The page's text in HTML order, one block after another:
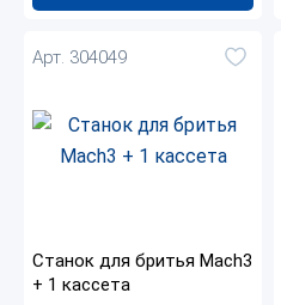
Арт. 304049
Станок для бритья Mach3
+ 1 кассета